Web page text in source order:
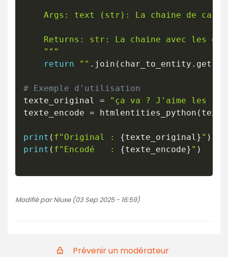
Args: text (str): La chaine de
Returns: str: La chaine avec les
    """
return
"" . join ( char_to_entity . get
# Exemple d'utilisation
texte_original =
"ça va ? J'aime les
texte_encode = htmlentities_python (
print ( f"Original : {texte_original } " )
print ( f"Encodé   : {texte_encode} " )
Modifié par Niuxe (03 Sep 2025 - 16:59)
Prévenir un modérateur